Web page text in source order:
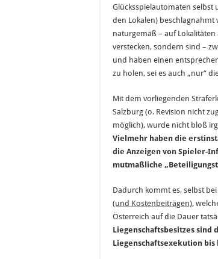
Glücksspielautomaten selbst
den Lokalen) beschlagnahmt
naturgemäß – auf Lokalitäten
verstecken, sondern sind –
und haben einen
zu holen, sei es auch „nur“
Mit dem vorliegenden
Salzburg (o. Revision nicht
möglich), wurde nicht bloß
Vielmehr haben die
die Anzeigen von Spieler-
mutmaßliche
Dadurch kommt es, selbst
(und Kostenbeiträgen),
Österreich auf die Dauer
Liegenschaftsbesitzes sind
Liegenschaftsexekution bis